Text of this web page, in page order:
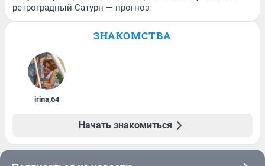
ретроградный Сатурн — прогноз
ЗНАКОМСТВА
irina,64
Начать знакомиться